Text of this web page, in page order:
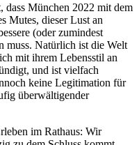
dass München 2022 mit dem
Mutes, dieser Lust an
(oder zumindest
muss. Natürlich ist die Welt
mit ihrem Lebensstil an
und ist vielfach
keine Legitimation für
überwältigender
im Rathaus: Wir